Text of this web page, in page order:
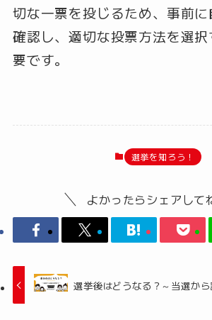
切な一票を投じるため、事前
確認し、適切な投票方法を選
要です。
選挙を知ろう！
よかったらシェアして
選挙後はどうなる？～当選か